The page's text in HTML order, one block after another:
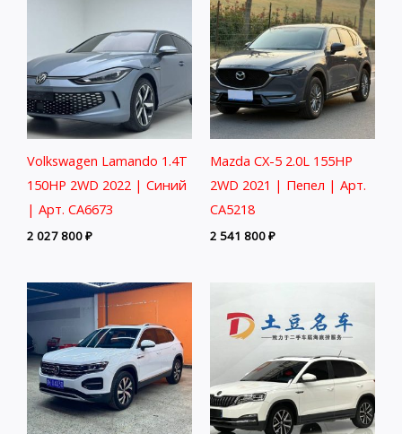
Volkswagen Lamando 1.4T
150HP 2WD 2022 | Синий
| Арт. CA6673
2 027 800₽
Mazda CX-5 2.0L 155HP
2WD 2021 | Пепел | Арт.
CA5218
2 541 800₽